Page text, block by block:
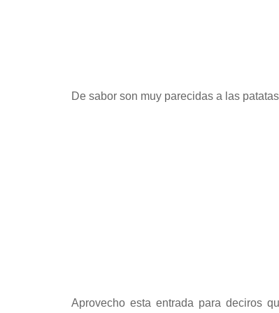
De sabor son muy parecidas a las
Aprovecho esta entrada para deciros